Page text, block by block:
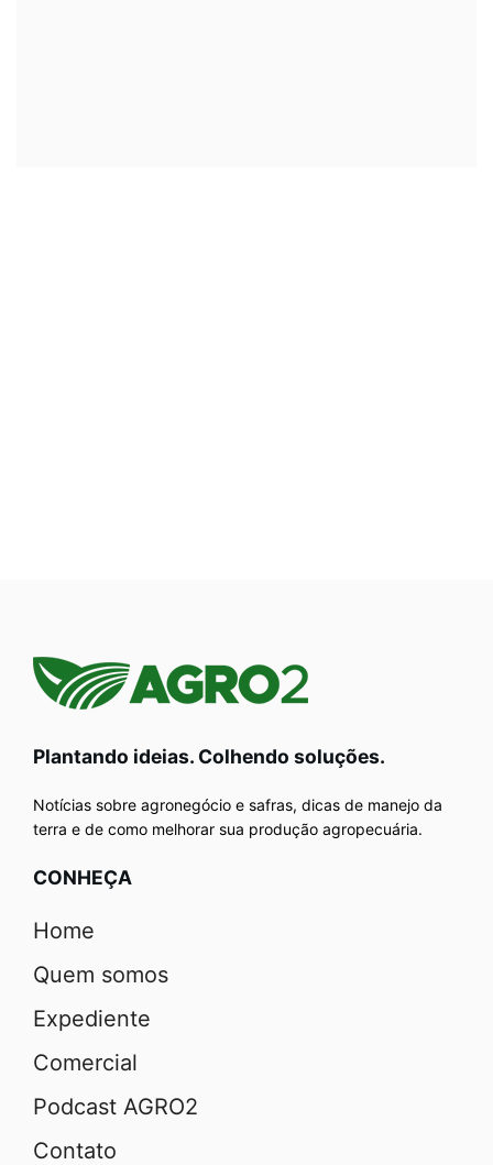
Plantando ideias. Colhendo soluções.
Notícias sobre agronegócio e safras, dicas de manejo da
terra e de como melhorar sua produção agropecuária.
CONHEÇA
Home
Quem somos
Expediente
Comercial
Podcast AGRO2
Contato